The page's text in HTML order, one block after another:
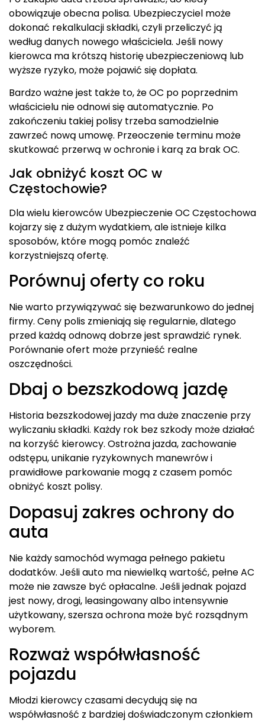
obowiązuje obecna polisa. Ubezpieczyciel może
dokonać rekalkulacji składki, czyli przeliczyć ją
według danych nowego właściciela. Jeśli nowy
kierowca ma krótszą historię ubezpieczeniową lub
wyższe ryzyko, może pojawić się dopłata.
Bardzo ważne jest także to, że OC po poprzednim
właścicielu nie odnowi się automatycznie. Po
zakończeniu takiej polisy trzeba samodzielnie
zawrzeć nową umowę. Przeoczenie terminu może
skutkować przerwą w ochronie i karą za brak OC.
Jak obniżyć koszt OC w
Częstochowie?
Dla wielu kierowców Ubezpieczenie OC Częstochowa
kojarzy się z dużym wydatkiem, ale istnieje kilka
sposobów, które mogą pomóc znaleźć
korzystniejszą ofertę.
Porównuj oferty co roku
Nie warto przywiązywać się bezwarunkowo do jednej
firmy. Ceny polis zmieniają się regularnie, dlatego
przed każdą odnową dobrze jest sprawdzić rynek.
Porównanie ofert może przynieść realne
oszczędności.
Dbaj o bezszkodową jazdę
Historia bezszkodowej jazdy ma duże znaczenie przy
wyliczaniu składki. Każdy rok bez szkody może działać
na korzyść kierowcy. Ostrożna jazda, zachowanie
odstępu, unikanie ryzykownych manewrów i
prawidłowe parkowanie mogą z czasem pomóc
obniżyć koszt polisy.
Dopasuj zakres ochrony do
auta
Nie każdy samochód wymaga pełnego pakietu
dodatków. Jeśli auto ma niewielką wartość, pełne AC
może nie zawsze być opłacalne. Jeśli jednak pojazd
jest nowy, drogi, leasingowany albo intensywnie
użytkowany, szersza ochrona może być rozsądnym
wyborem.
Rozważ współwłasność
pojazdu
Młodzi kierowcy czasami decydują się na
współwłasność z bardziej doświadczonym członkiem